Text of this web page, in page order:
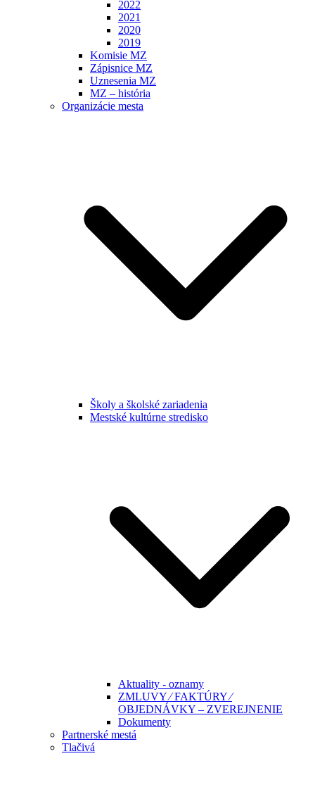
2022
2021
2020
2019
Komisie MZ
Zápisnice MZ
Uznesenia MZ
MZ – história
Organizácie mesta
Školy a školské zariadenia
Mestské kultúrne stredisko
Aktuality - oznamy
ZMLUVY ⁄ FAKTÚRY ⁄
OBJEDNÁVKY – ZVEREJNENIE
Dokumenty
Partnerské mestá
Tlačivá